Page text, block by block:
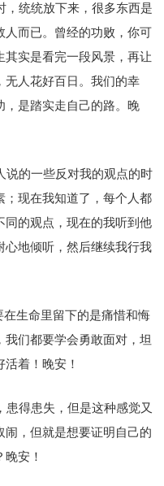
，统统放下来，很多东西是
人而已。曾经的功败，你可
其实是看完一段风景，再让
无人花好百日。我们的幸
，是踏实走自己的路。晚
说的一些反对我的观点的时
；现在我知道了，每个人都
同的观点，现在的我听到他
心地倾听，然后继续我行我
生命里留下的是痛惜和悔
们都要学会勇敢面对，坦
着！晚安！
患得患失，但是这种感觉又
，但就是想要证明自己的
安！